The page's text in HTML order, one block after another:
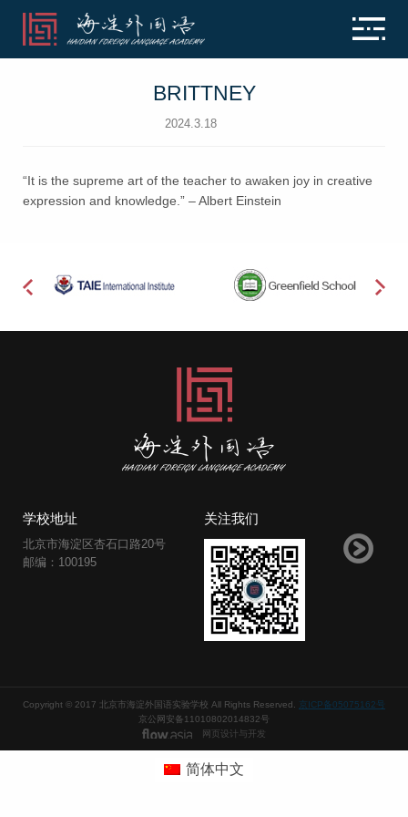
BRITTNEY
2024.3.18
“It is the supreme art of the teacher to awaken joy in creative
expression and knowledge.” – Albert Einstein
学校地址
北京市海淀区杏石口路20号
邮编：100195
关注我们
Copyright © 2017 北京市海淀外国语实验学校 All Rights Reserved. 京ICP备05075162号
京公网安备11010802014832号
网页设计与开发
简体中文